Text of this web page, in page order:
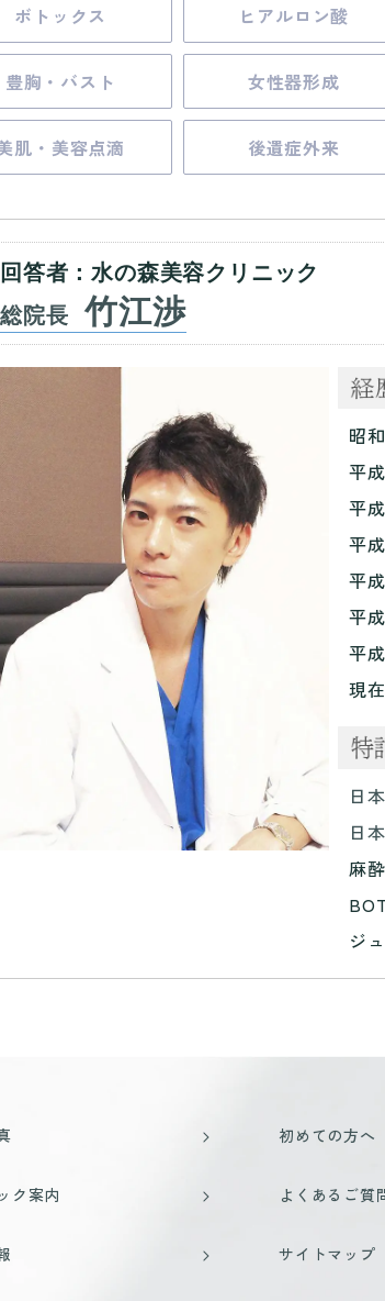
ボトックス ヒアルロン酸
豊胸・バスト 女性器形成
肌・美容点滴 後遺症外来
回答者：水の森美容クリニック
総院長
竹江渉
昭
平
平
平
平
平
平
現
日
日
麻
ジ
初めての方へ
ク案内 よくあるご質
サイトマップ